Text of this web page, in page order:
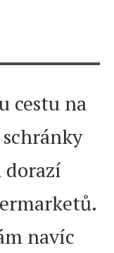
cestu na
dorazí
navíc